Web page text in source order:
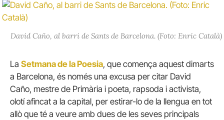
David Caño, al barri de Sants de Barcelona. (Foto: Enric Català)
La Setmana de la Poesia, que comença aquest dimarts
a Barcelona, és només una excusa per citar David
Caño, mestre de Primària i poeta, rapsoda i activista,
olotí afincat a la capital, per estirar-lo de la llengua en tot
allò que té a veure amb dues de les seves principals